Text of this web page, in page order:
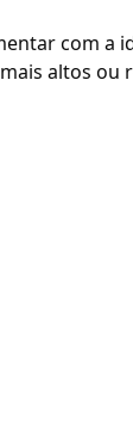
com a
altos ou